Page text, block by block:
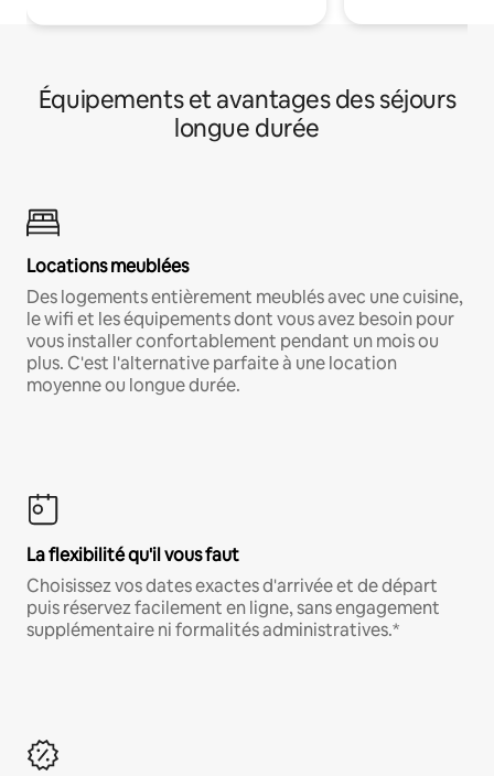
Équipements et avantages des séjours
longue durée
Locations meublées
Des logements entièrement meublés avec une cuisine,
le wifi et les équipements dont vous avez besoin pour
vous installer confortablement pendant un mois ou
plus. C'est l'alternative parfaite à une location
moyenne ou longue durée.
La flexibilité qu'il vous faut
Choisissez vos dates exactes d'arrivée et de départ
puis réservez facilement en ligne, sans engagement
supplémentaire ni formalités administratives.*